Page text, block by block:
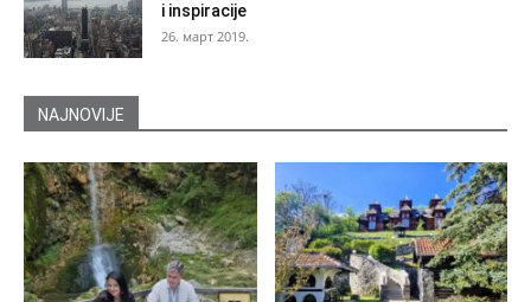
i inspiracije
26. март 2019.
NAJNOVIJE